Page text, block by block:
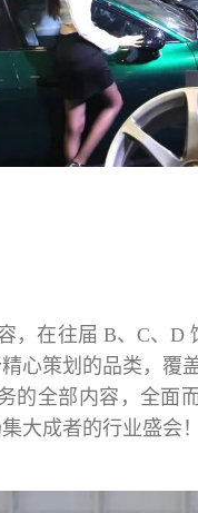
，在往届 B、C、D
心策划的品类，覆
的全部内容，全
大成者的行业盛会！